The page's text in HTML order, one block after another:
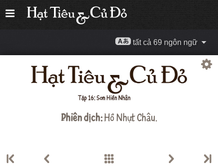
tất cả 69 ngôn ngữ
Phiên dịch:Hồ Nhựt Châu.